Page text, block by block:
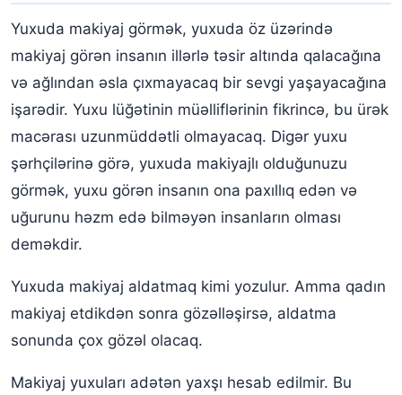
Yuxuda makiyaj görmək, yuxuda öz üzərində
makiyaj görən insanın illərlə təsir altında qalacağına
və ağlından əsla çıxmayacaq bir sevgi yaşayacağına
işarədir. Yuxu lüğətinin müəlliflərinin fikrincə, bu ürək
macərası uzunmüddətli olmayacaq. Digər yuxu
şərhçilərinə görə, yuxuda makiyajlı olduğunuzu
görmək, yuxu görən insanın ona paxıllıq edən və
uğurunu həzm edə bilməyən insanların olması
deməkdir.
Yuxuda makiyaj aldatmaq kimi yozulur. Amma qadın
makiyaj etdikdən sonra gözəlləşirsə, aldatma
sonunda çox gözəl olacaq.
Makiyaj yuxuları adətən yaxşı hesab edilmir. Bu